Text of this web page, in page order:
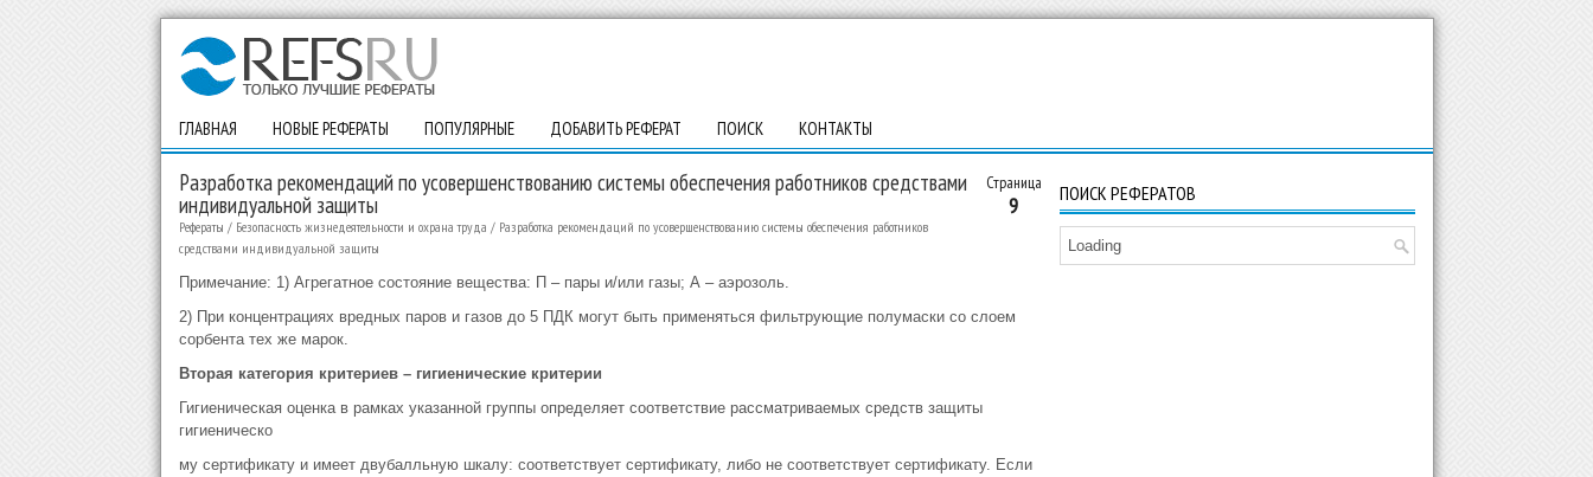
ГЛАВНАЯ НОВЫЕ РЕФЕРАТЫ ПОПУЛЯРНЫЕ ДОБАВИТЬ РЕФЕРАТ ПОИСК КОНТАКТЫ
Страница
9
Разработка рекомендаций по усовершенствованию системы обеспечения работников средствами
индивидуальной защиты
Рефераты / Безопасность жизнедеятельности и охрана труда / Разработка рекомендаций по усовершенствованию системы обеспечения работников
средствами индивидуальной защиты
Примечание: 1) Агрегатное состояние вещества: П – пары и/или газы; А – аэрозоль.
2) При концентрациях вредных паров и газов до 5 ПДК могут быть применяться фильтрующие полумаски со слоем
сорбента тех же марок.
Вторая категория критериев – гигиенические критерии
Гигиеническая оценка в рамках указанной группы определяет соответствие рассматриваемых средств защиты
гигиеническо
му сертификату и имеет двубалльную шкалу: соответствует сертификату, либо не соответствует сертификату. Если
ПОИСК РЕФЕРАТОВ
Loading